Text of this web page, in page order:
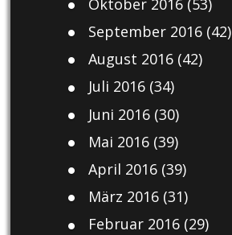
Oktober 2016(53)
September 2016(42)
August 2016(42)
Juli 2016(34)
Juni 2016(30)
Mai 2016(39)
April 2016(39)
März 2016(31)
Februar 2016(29)